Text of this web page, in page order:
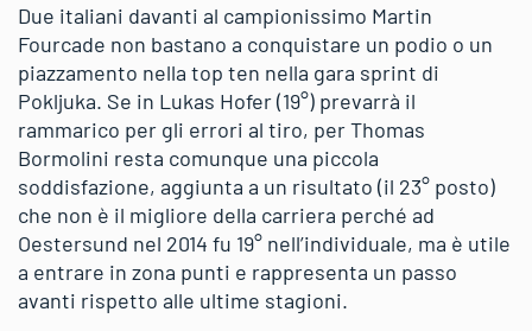
Due italiani davanti al campionissimo Martin
Fourcade non bastano a conquistare un podio o un
piazzamento nella top ten nella gara sprint di
Pokljuka. Se in Lukas Hofer (19°) prevarrà il
rammarico per gli errori al tiro, per Thomas
Bormolini resta comunque una piccola
soddisfazione, aggiunta a un risultato (il 23° posto)
che non è il migliore della carriera perché ad
Oestersund nel 2014 fu 19° nell’individuale, ma è utile
a entrare in zona punti e rappresenta un passo
avanti rispetto alle ultime stagioni.